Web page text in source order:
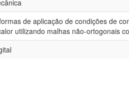
de aplicação de condições de
utilizando malhas não-ortogonais